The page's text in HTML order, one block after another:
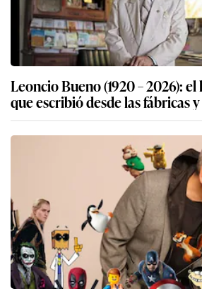
Leoncio Bueno (1920 – 2026):
que escribió desde las fábricas